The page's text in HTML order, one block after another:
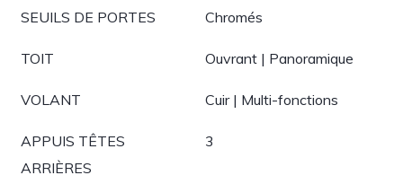
SEUILS DE PORTES Chromés
TOIT Ouvrant | Panoramique
VOLANT Cuir | Multi-fonctions
APPUIS TÊTES
ARRIÈRES
3